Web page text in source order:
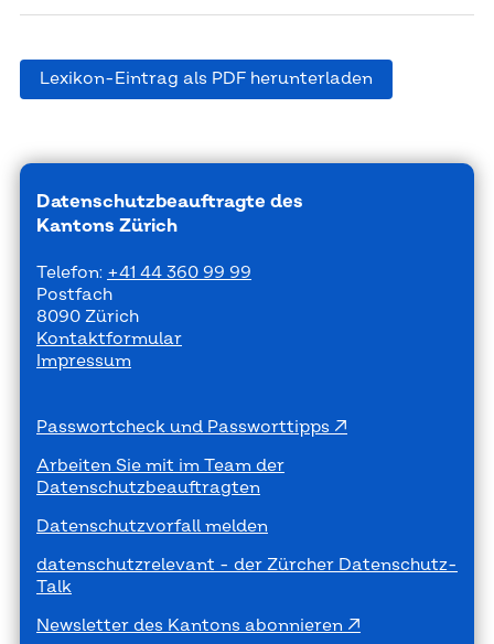
Lexikon-Eintrag als PDF herunterladen
Datenschutzbeauftragte des
Kantons Zürich
Telefon: +41 44 360 99 99
Postfach
8090 Zürich
Kontaktformular
Impressum
Passwortcheck und Passworttipps
Arbeiten Sie mit im Team der
Datenschutzbeauftragten
Datenschutzvorfall melden
datenschutzrelevant - der Zürcher Datenschutz-
Talk
Newsletter des Kantons abonnieren